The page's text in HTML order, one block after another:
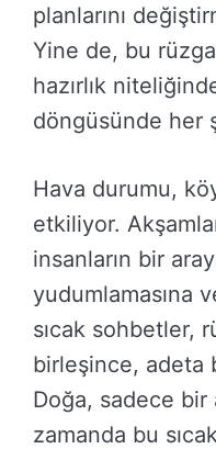
planlarını
Yine de, bu
hazırlık
döngüsünde her
Hava durumu,
etkiliyor.
insanların bir
yudumlamasına
sıcak sohbetler,
birleşince, adeta
Doğa, sadece bir
zamanda bu